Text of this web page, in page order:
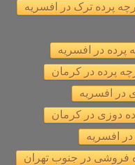
پرده ترک در افسریه
پرده در افسریه
پرده در کرمان
در افسریه
دوزی در کرمان
افسریه
فروشی در جنوب تهران